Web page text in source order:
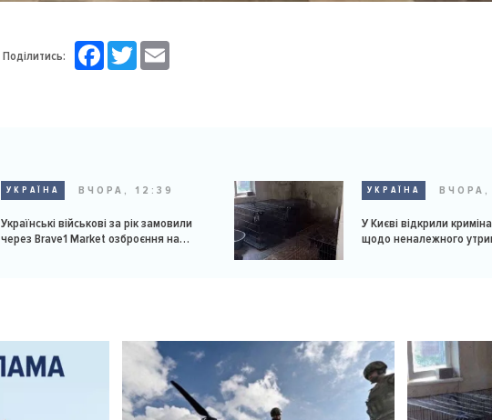
Поділитись: FacebookTwitter
УКРАЇНА ВЧОРА, 12:39
Українські військові за рік замовили
через Brave1 Market озброєння на
УКРАЇНА ВЧОРА,
У Києві відкрили
щодо неналежного